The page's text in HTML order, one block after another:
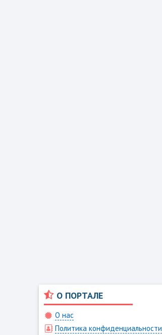
О ПОРТАЛЕ
О нас
Политика конфиденциальности